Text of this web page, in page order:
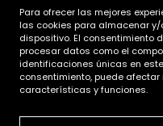
Para ofrecer las mejores
las cookies para almacenar
dispositivo. El consentimiento
procesar datos como el
identificaciones únicas en
consentimiento, puede
características y funciones.
La cara